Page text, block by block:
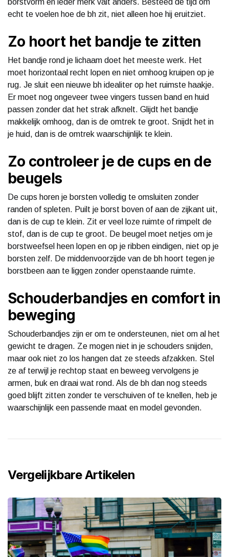
echt te voelen hoe de bh zit, niet alleen hoe hij eruitziet.
Zo hoort het bandje te zitten
Het bandje rond je lichaam doet het meeste werk. Het
moet horizontaal recht lopen en niet omhoog kruipen op je
rug. Je sluit een nieuwe bh idealiter op het ruimste haakje.
Er moet nog ongeveer twee vingers tussen band en huid
passen zonder dat het strak afknelt. Glijdt het bandje
makkelijk omhoog, dan is de omtrek te groot. Snijdt het in
je huid, dan is de omtrek waarschijnlijk te klein.
Zo controleer je de cups en de
beugels
De cups horen je borsten volledig te omsluiten zonder
randen of spleten. Puilt je borst boven of aan de zijkant uit,
dan is de cup te klein. Zit er veel loze ruimte of rimpelt de
stof, dan is de cup te groot. De beugel moet netjes om je
borstweefsel heen lopen en op je ribben eindigen, niet op je
borsten zelf. De middenvoorzijde van de bh hoort tegen je
borstbeen aan te liggen zonder openstaande ruimte.
Schouderbandjes en comfort in
beweging
Schouderbandjes zijn er om te ondersteunen, niet om al het
gewicht te dragen. Ze mogen niet in je schouders snijden,
maar ook niet zo los hangen dat ze steeds afzakken. Stel
ze af terwijl je rechtop staat en beweeg vervolgens je
armen, buk en draai wat rond. Als de bh dan nog steeds
goed blijft zitten zonder te verschuiven of te knellen, heb je
waarschijnlijk een passende maat en model gevonden.
Vergelijkbare Artikelen